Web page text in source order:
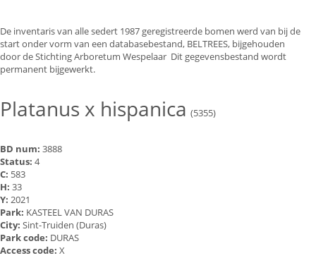
o
n
t
e
n
De inventaris van alle sedert 1987 geregistreerde bomen werd van bij de
start onder vorm van een databasebestand, BELTREES, bijgehouden
door de Stichting Arboretum Wespelaar Dit gegevensbestand wordt
permanent bijgewerkt.
Platanus x hispanica (5355)
BD num: 3888
Status: 4
C: 583
H: 33
Y: 2021
Park: KASTEEL VAN DURAS
City: Sint-Truiden (Duras)
Park code: DURAS
Access code: X